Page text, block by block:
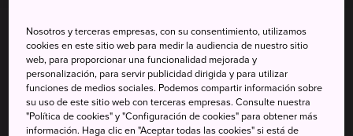
17 Chome, Kita 1 Jonishi, Chuo-ku, Sapporo-shi,
Hokkaido
Ver en Google Maps
Información de transporte
Nosotros y terceras empresas, con su consentimiento, utilizamos
cookies en este sitio web para medir la audiencia de nuestro sitio
web, para proporcionar una funcionalidad mejorada y
personalización, para servir publicidad dirigida y para utilizar
funciones de medios sociales. Podemos compartir información sobre
su uso de este sitio web con terceras empresas. Consulte nuestra
"Política de cookies" y "Configuración de cookies" para obtener más
información. Haga clic en "Aceptar todas las cookies" si está de